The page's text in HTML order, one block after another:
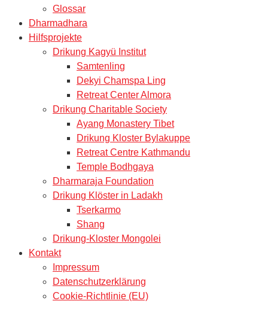
Glossar
Dharmadhara
Hilfsprojekte
Drikung Kagyü Institut
Samtenling
Dekyi Chamspa Ling
Retreat Center Almora
Drikung Charitable Society
Ayang Monastery Tibet
Drikung Kloster Bylakuppe
Retreat Centre Kathmandu
Temple Bodhgaya
Dharmaraja Foundation
Drikung Klöster in Ladakh
Tserkarmo
Shang
Drikung-Kloster Mongolei
Kontakt
Impressum
Datenschutzerklärung
Cookie-Richtlinie (EU)